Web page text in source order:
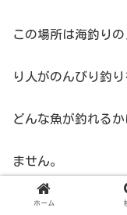
この場所は海釣り
り人がのんびり釣
どんな魚が釣れる
ません。
ホーム